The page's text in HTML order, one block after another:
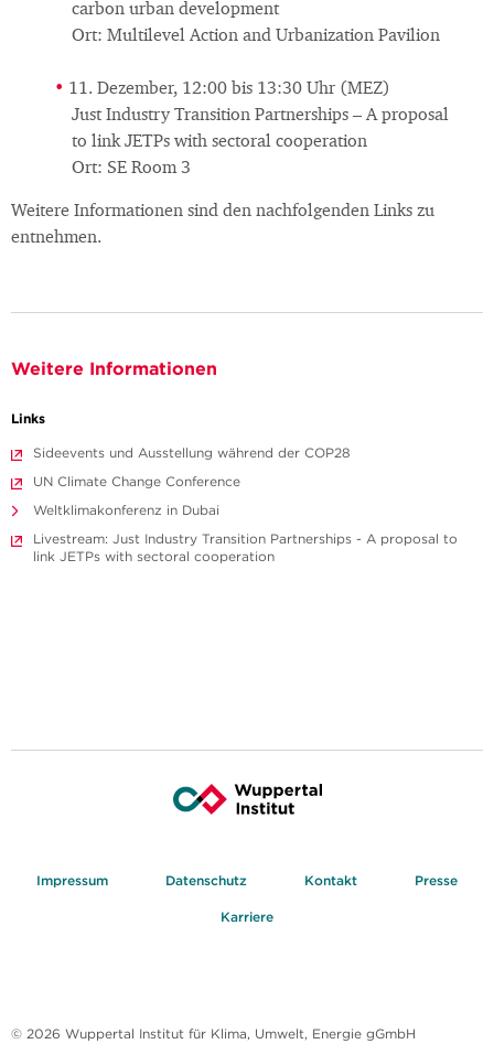
carbon urban development
Ort: Multilevel Action and Urbanization Pavilion
11. Dezember, 12:00 bis 13:30 Uhr (MEZ)
Just Industry Transition Partnerships – A proposal
to link JETPs with sectoral cooperation
Ort: SE Room 3
Weitere Informationen sind den nachfolgenden Links zu
entnehmen.
Weitere Informationen
Links
Sideevents und Ausstellung während der COP28
UN Climate Change Conference
Weltklimakonferenz in Dubai
Livestream: Just Industry Transition Partnerships - A proposal to
link JETPs with sectoral cooperation
Impressum Datenschutz Kontakt Presse
Karriere
© 2026 Wuppertal Institut für Klima, Umwelt, Energie gGmbH